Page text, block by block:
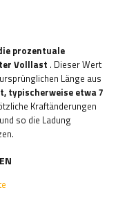
prozentuale
Volllast . Dieser Wert
Länge aus
typischerweise etwa 7
Kraftänderungen
so die Ladung